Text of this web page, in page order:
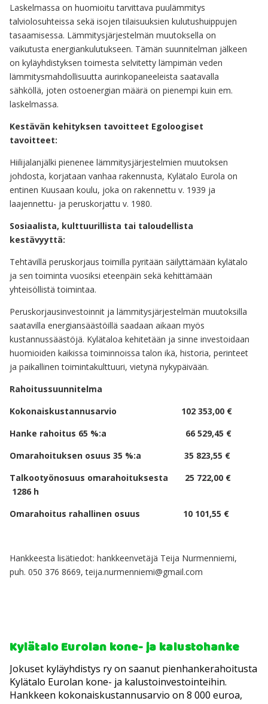
Laskelmassa on huomioitu tarvittava puulämmitys
talviolosuhteissa sekä isojen tilaisuuksien kulutushuippujen
tasaamisessa. Lämmitysjärjestelmän muutoksella on
vaikutusta energiankulutukseen. Tämän suunnitelman jälkeen
on kyläyhdistyksen toimesta selvitetty lämpimän veden
lämmitysmahdollisuutta aurinkopaneeleista saatavalla
sähköllä, joten ostoenergian määrä on pienempi kuin em.
laskelmassa.
Kestävän kehityksen tavoitteet Egoloogiset
tavoitteet:
Hiilijalanjälki pienenee lämmitysjärjestelmien muutoksen
johdosta, korjataan vanhaa rakennusta, Kylätalo Eurola on
entinen Kuusaan koulu, joka on rakennettu v. 1939 ja
laajennettu- ja peruskorjattu v. 1980.
Sosiaalista, kulttuurillista tai taloudellista
kestävyyttä:
Tehtävillä peruskorjaus toimilla pyritään säilyttämään kylätalo
ja sen toiminta vuosiksi eteenpäin sekä kehittämään
yhteisöllistä toimintaa.
Peruskorjausinvestoinnit ja lämmitysjärjestelmän muutoksilla
saatavilla energiansäästöillä saadaan aikaan myös
kustannussäästöjä. Kylätaloa kehitetään ja sinne investoidaan
huomioiden kaikissa toiminnoissa talon ikä, historia, perinteet
ja paikallinen toimintakulttuuri, vietynä nykypäivään.
Rahoitussuunnitelma
Kokonaiskustannusarvio 102 353,00 €
Hanke rahoitus 65 %:a 66 529,45 €
Omarahoituksen osuus 35 %:a 35 823,55 €
Talkootyönosuus omarahoituksesta 25 722,00 €
1286 h
Omarahoitus rahallinen osuus 10 101,55 €
Hankkeesta lisätiedot: hankkeenvetäjä Teija Nurmenniemi,
puh. 050 376 8669, teija.nurmenniemi@gmail.com
Kylätalo Eurolan kone- ja kalustohanke
Jokuset kyläyhdistys ry on saanut pienhankerahoitusta
Kylätalo Eurolan kone- ja kalustoinvestointeihin.
Hankkeen kokonaiskustannusarvio on 8 000 euroa,